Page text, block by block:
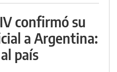
confirmó su
a Argentina:
país